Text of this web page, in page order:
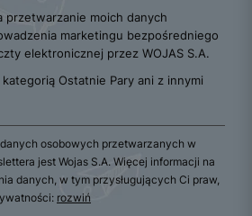
przetwarzanie moich danych
marketingu bezpośredniego
elektronicznej przez WOJAS S.A.
kategorią Ostatnie Pary ani z innymi
osobowych przetwarzanych w
jest Wojas S.A. Więcej informacji na
danych, w tym przysługujących Ci praw,
rozwiń